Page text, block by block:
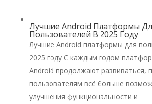
Лучшие Android Платформы
Пользователей В 2025 Году
Лучшие Android платформы для
2025 году С каждым годом
Android продолжают развиваться,
пользователям всё больше
улучшения функциональности и